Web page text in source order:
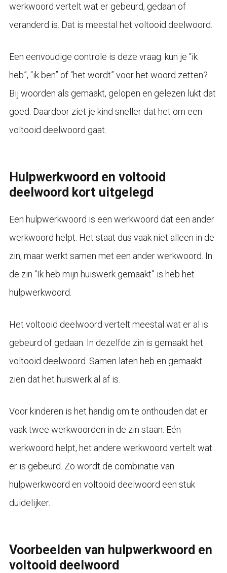
werkwoord vertelt wat er gebeurd, gedaan of
veranderd is. Dat is meestal het voltooid deelwoord.
Een eenvoudige controle is deze vraag: kun je “ik
heb”, “ik ben” of “het wordt” voor het woord zetten?
Bij woorden als gemaakt, gelopen en gelezen lukt dat
goed. Daardoor ziet je kind sneller dat het om een
voltooid deelwoord gaat.
Hulpwerkwoord en voltooid
deelwoord kort uitgelegd
Een hulpwerkwoord is een werkwoord dat een ander
werkwoord helpt. Het staat dus vaak niet alleen in de
zin, maar werkt samen met een ander werkwoord. In
de zin “Ik heb mijn huiswerk gemaakt” is heb het
hulpwerkwoord.
Het voltooid deelwoord vertelt meestal wat er al is
gebeurd of gedaan. In dezelfde zin is gemaakt het
voltooid deelwoord. Samen laten heb en gemaakt
zien dat het huiswerk al af is.
Voor kinderen is het handig om te onthouden dat er
vaak twee werkwoorden in de zin staan. Eén
werkwoord helpt, het andere werkwoord vertelt wat
er is gebeurd. Zo wordt de combinatie van
hulpwerkwoord en voltooid deelwoord een stuk
duidelijker.
Voorbeelden van hulpwerkwoord en
voltooid deelwoord